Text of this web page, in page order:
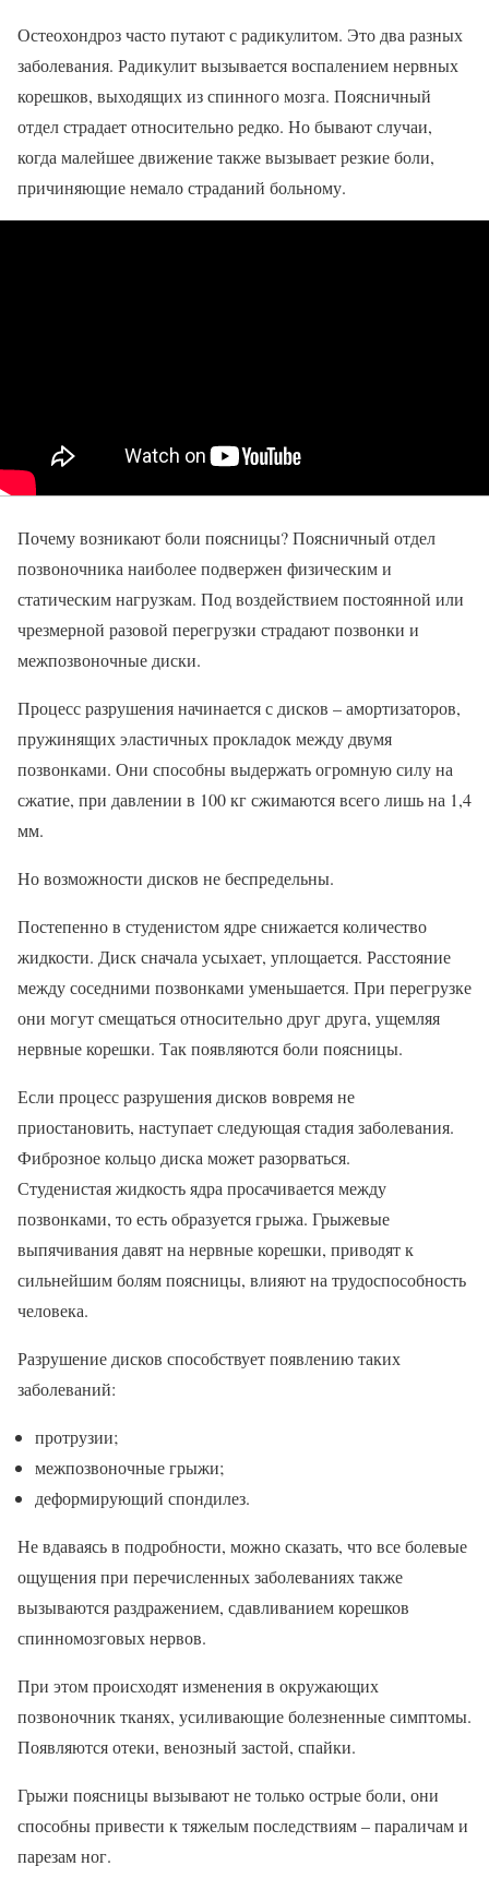
Остеохондроз часто путают с радикулитом. Это два разных
заболевания. Радикулит вызывается воспалением нервных
корешков, выходящих из спинного мозга. Поясничный
отдел страдает относительно редко. Но бывают случаи,
когда малейшее движение также вызывает резкие боли,
причиняющие немало страданий больному.
Почему возникают боли поясницы? Поясничный отдел
позвоночника наиболее подвержен физическим и
статическим нагрузкам. Под воздействием постоянной или
чрезмерной разовой перегрузки страдают позвонки и
межпозвоночные диски.
Процесс разрушения начинается с дисков – амортизаторов,
пружинящих эластичных прокладок между двумя
позвонками. Они способны выдержать огромную силу на
сжатие, при давлении в 100 кг сжимаются всего лишь на 1,4
мм.
Но возможности дисков не беспредельны.
Постепенно в студенистом ядре снижается количество
жидкости. Диск сначала усыхает, уплощается. Расстояние
между соседними позвонками уменьшается. При перегрузке
они могут смещаться относительно друг друга, ущемляя
нервные корешки. Так появляются боли поясницы.
Если процесс разрушения дисков вовремя не
приостановить, наступает следующая стадия заболевания.
Фиброзное кольцо диска может разорваться.
Студенистая жидкость ядра просачивается между
позвонками, то есть образуется грыжа. Грыжевые
выпячивания давят на нервные корешки, приводят к
сильнейшим болям поясницы, влияют на трудоспособность
человека.
Разрушение дисков способствует появлению таких
заболеваний:
протрузии;
межпозвоночные грыжи;
деформирующий спондилез.
Не вдаваясь в подробности, можно сказать, что все болевые
ощущения при перечисленных заболеваниях также
вызываются раздражением, сдавливанием корешков
спинномозговых нервов.
При этом происходят изменения в окружающих
позвоночник тканях, усиливающие болезненные симптомы.
Появляются отеки, венозный застой, спайки.
Грыжи поясницы вызывают не только острые боли, они
способны привести к тяжелым последствиям – параличам и
парезам ног.